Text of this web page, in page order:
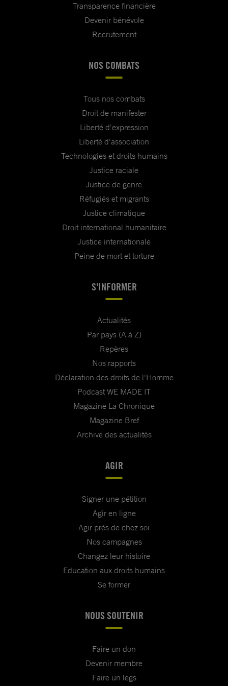
Transparence financière
Devenir bénévole
Recrutement
NOS COMBATS
Tous nos combats
Droit de manifester
Liberté d'expression
Liberté d'association
Technologies et droits humains
Justice raciale
Justice de genre
Réfugiés et migrants
Justice climatique
Droit international humanitaire
Justice internationale
Peine de mort et torture
S'INFORMER
Actualités
Par pays (A à Z)
Repères
Nos rapports
Déclaration des droits de l'Homme
Podcast WE MADE IT
Magazine La Chronique
Magazine Bref
Archive des actualités
AGIR
Signer une pétition
Agir en ligne
Agir près de chez soi
Nos campagnes
Changez leur histoire
Education aux droits humains
Se former
NOUS SOUTENIR
Faire un don
Devenir membre
Faire un legs